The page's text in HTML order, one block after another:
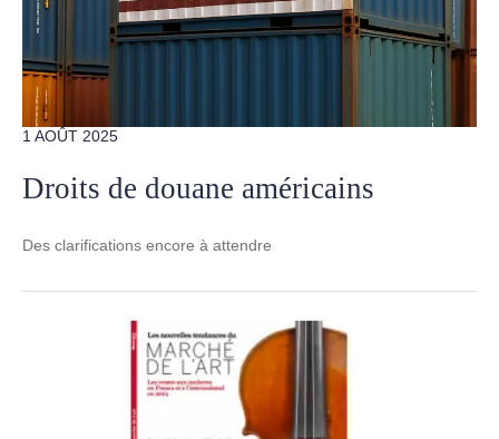
1 AOÛT 2025
Droits de douane américains
Des clarifications encore à attendre